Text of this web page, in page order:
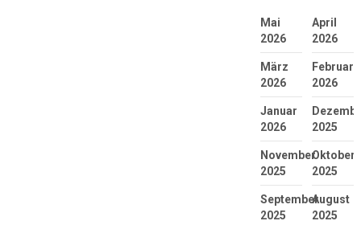
Mai
2026
April
2026
März
2026
Februar
2026
Januar
2026
2025
November
2025
Oktober
2025
September
2025
August
2025